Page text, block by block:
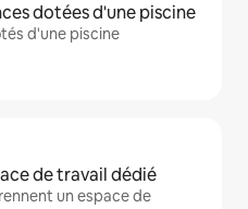
dotées d'une piscine
d'une piscine
de travail dédié
un espace de